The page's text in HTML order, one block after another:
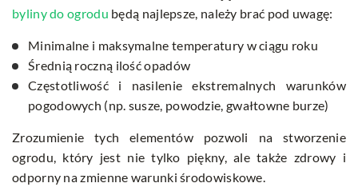
byliny do ogrodu będą najlepsze, należy brać pod uwagę:
Minimalne i maksymalne temperatury w ciągu roku
Średnią roczną ilość opadów
Częstotliwość i nasilenie ekstremalnych warunków
pogodowych (np. susze, powodzie, gwałtowne burze)
Zrozumienie tych elementów pozwoli na stworzenie
ogrodu, który jest nie tylko piękny, ale także zdrowy i
odporny na zmienne warunki środowiskowe.